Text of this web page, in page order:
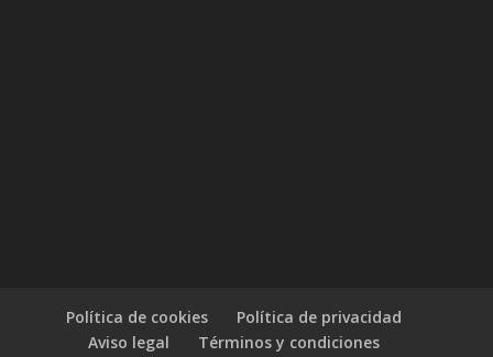
Política de cookies
Política de privacidad
Aviso legal
Términos y condiciones